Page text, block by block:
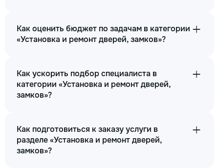
Как оценить бюджет по задачам в категории
«Установка и ремонт дверей, замков»?
Как ускорить подбор специалиста в
категории «Установка и ремонт дверей,
замков»?
Как подготовиться к заказу услуги в
разделе «Установка и ремонт дверей,
замков»?